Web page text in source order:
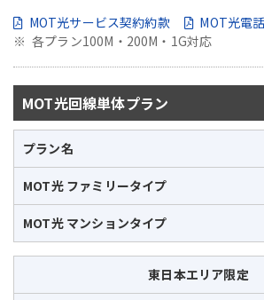
MOT光サービス契約約款
MOT光電
各プラン100M・200M・1G対応
MOT光回線単体プラン
プラン名
MOT光 ファミリータイプ
MOT光 マンションタイプ
東日本エリア限定